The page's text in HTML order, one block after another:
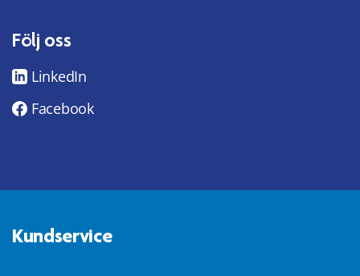
Följ oss
LinkedIn
Facebook
Kundservice